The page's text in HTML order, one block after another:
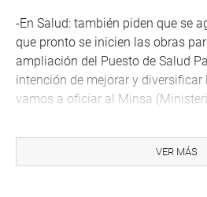
-En Salud: también piden que se
que pronto se inicien las obras
ampliación del Puesto de Salud
intención de mejorar y
vamos a oficiar al Minsa
En la Ciudad Incontrastable,
sostuvo una reunión de trabajo
VER MÁS